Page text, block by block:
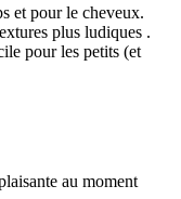
et pour le cheveux.
plus ludiques .
pour les petits (et
au moment